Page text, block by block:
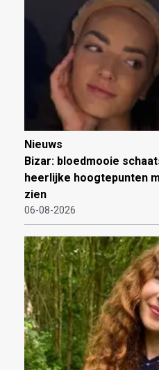
Nieuws
Bizar: bloedmooie
heerlijke hoogtepunten
zien
06-08-2026